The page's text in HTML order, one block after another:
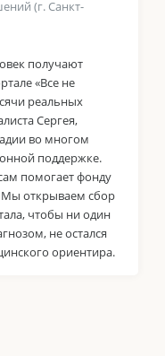
(г. Санкт-
получают
«Все не
реальных
Сергея,
во многом
поддержке.
помогает фонду
Мы открываем сбор
чтобы ни один
не остался
ориентира.